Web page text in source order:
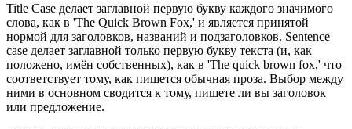
Title Case делает заглавной первую букву каждого значимого
слова, как в 'The Quick Brown Fox,' и является принятой
нормой для заголовков, названий и подзаголовков. Sentence
case делает заглавной только первую букву текста (и, как
положено, имён собственных), как в 'The quick brown fox,' что
соответствует тому, как пишется обычная проза. Выбор между
ними в основном сводится к тому, пишете ли вы заголовок
или предложение.